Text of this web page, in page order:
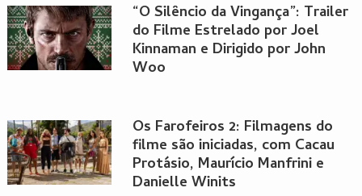
“O Silêncio da Vingança”: Trailer
do Filme Estrelado por Joel
Kinnaman e Dirigido por John
Woo
Os Farofeiros 2: Filmagens do
filme são iniciadas, com Cacau
Protásio, Maurício Manfrini e
Danielle Winits